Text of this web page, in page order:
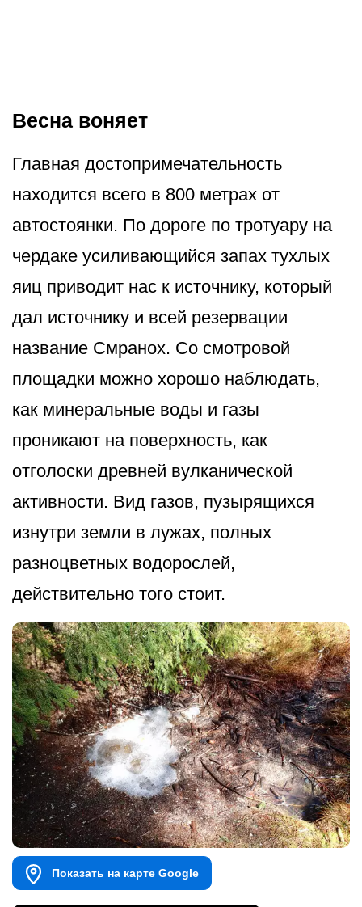
Весна воняет
Главная достопримечат­ельность
находится всего в 800 метрах от
автостоянки. По дороге по тротуару на
чердаке усиливающийся запах тухлых
яиц приводит нас к источнику, который
дал источнику и всей резервации
название Смранох. Со смотровой
площадки можно хорошо наблюдать,
как минеральные воды и газы
проникают на поверхность, как
отголоски древней вулканической
активности. Вид газов, пузырящихся
изнутри земли в лужах, полных
разноцветных водорослей,
действительно того стоит.
Показать на карте Google